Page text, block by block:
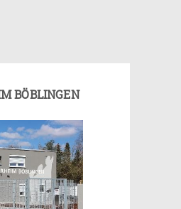
BÖBLINGEN